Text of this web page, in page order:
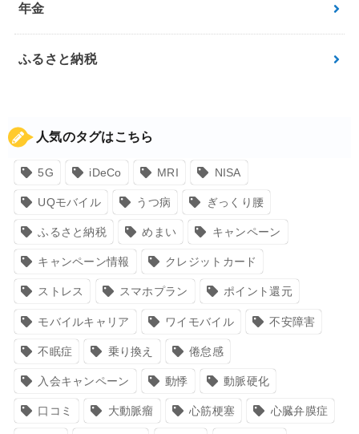
年金
ふるさと納税
人気のタグはこちら
5G iDeCo MRI NISA
UQモバイル うつ病 ぎっくり腰
ふるさと納税 めまい キャンペーン
キャンペーン情報 クレジットカード
ストレス スマホプラン ポイント還元
モバイルキャリア ワイモバイル 不安障害
不眠症 乗り換え 倦怠感
入会キャンペーン 動悸 動脈硬化
口コミ 大動脈瘤 心筋梗塞 心臓弁膜症